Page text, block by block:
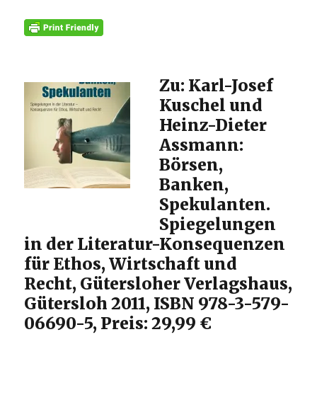
Zu: Karl-Josef
Kuschel und
Heinz-Dieter
Assmann:
Börsen,
Banken,
Spekulanten.
Spiegelungen
in der Literatur-Konsequenzen
für Ethos, Wirtschaft und
Recht, Gütersloher Verlagshaus,
Gütersloh 2011, ISBN 978-3-579-
06690-5, Preis: 29,99 €